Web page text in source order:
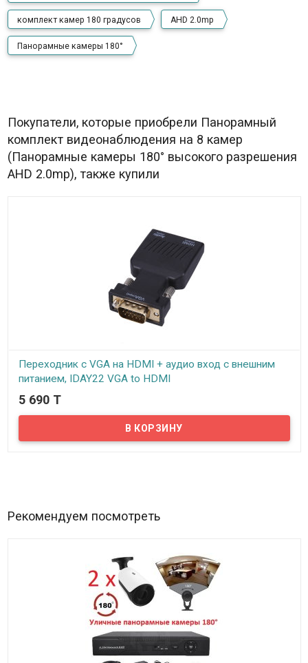
комплект камер 180 градусов AHD 2.0mp
Панорамные камеры 180°
Покупатели, которые приобрели Панорамный
комплект видеонаблюдения на 8 камер
(Панорамные камеры 180° высокого разрешения
AHD 2.0mp), также купили
Переходник с VGA на HDMI + аудио вход с внешним
питанием, IDAY22 VGA to HDMI
В наличии
Предлагаем купить качественный переходник с VGA на HDMI.
Переходник отличается высоким качеством изготовления и
способен конвертировать изображения с аналогового разъема
5 690 T
Рекомендуем посмотреть